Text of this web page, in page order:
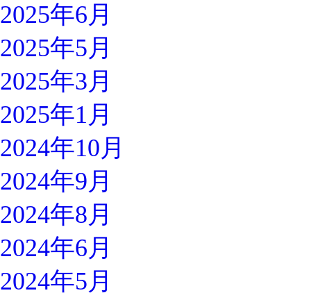
2025年6月
2025年5月
2025年3月
2025年1月
2024年10月
2024年9月
2024年8月
2024年6月
2024年5月